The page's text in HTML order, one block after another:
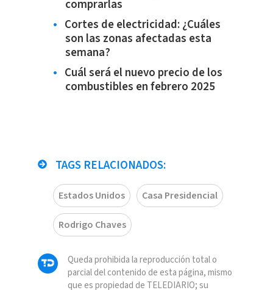
comprarlas
Cortes de electricidad: ¿Cuáles
son las zonas afectadas esta
semana?
Cuál será el nuevo precio de los
combustibles en febrero 2025
TAGS RELACIONADOS:
Estados Unidos Casa Presidencial
Rodrigo Chaves
Queda prohibida la reproducción total o
parcial del contenido de esta página, mismo
que es propiedad de TELEDIARIO; su